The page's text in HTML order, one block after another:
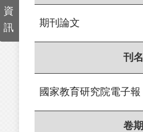
資
訊
期刊論文
刊名
國家教育研究院電子報
卷期